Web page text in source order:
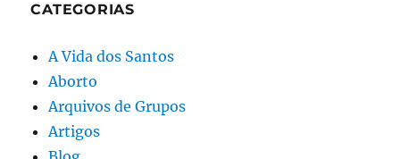
CATEGORIAS
A Vida dos Santos
Aborto
Arquivos de Grupos
Artigos